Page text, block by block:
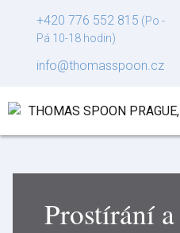
+420 776 552 815 (Po -
Pá 10-18 hodin)
info@thomasspoon.cz
Prostírání